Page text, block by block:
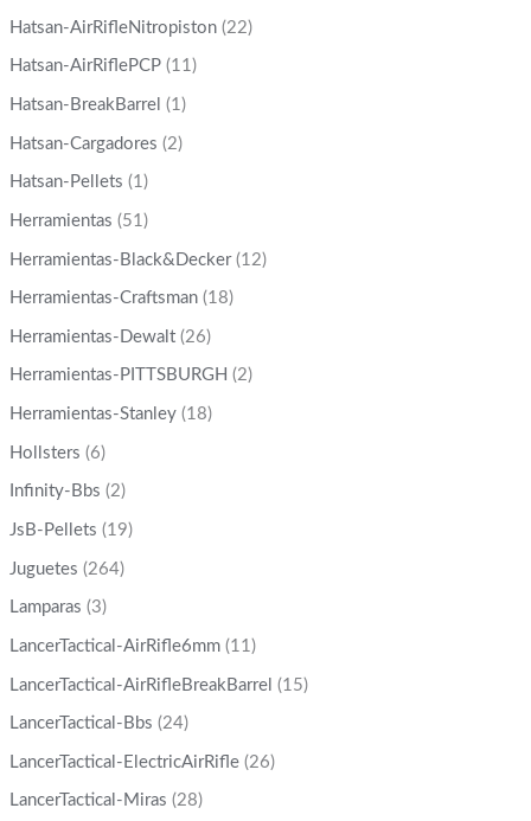
Hatsan-AirRifleNitropiston (22)
Hatsan-AirRiflePCP (11)
Hatsan-BreakBarrel (1)
Hatsan-Cargadores (2)
Hatsan-Pellets (1)
Herramientas (51)
Herramientas-Black&Decker (12)
Herramientas-Craftsman (18)
Herramientas-Dewalt (26)
Herramientas-PITTSBURGH (2)
Herramientas-Stanley (18)
Hollsters (6)
Infinity-Bbs (2)
JsB-Pellets (19)
Juguetes (264)
Lamparas (3)
LancerTactical-AirRifle6mm (11)
LancerTactical-AirRifleBreakBarrel (15)
LancerTactical-Bbs (24)
LancerTactical-ElectricAirRifle (26)
LancerTactical-Miras (28)